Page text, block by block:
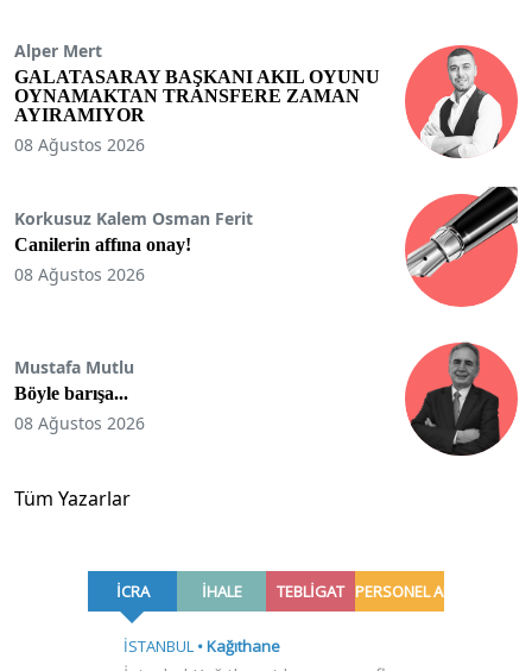
Alper Mert
GALATASARAY BAŞKANI AKIL OYUNU
OYNAMAKTAN TRANSFERE ZAMAN
AYIRAMIYOR
08 Ağustos 2026
Korkusuz Kalem Osman Ferit
Canilerin affına onay!
08 Ağustos 2026
Mustafa Mutlu
Böyle barışa...
08 Ağustos 2026
Tüm Yazarlar